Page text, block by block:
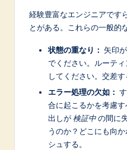
経験豊富なエンジニアです
とがある。これらの一般的
状態の重なり： 矢印
でください。ルーテ
してください。交差す
エラー処理の欠如：
合に起こるかを考慮
出しが検証中の間に
うのか？どこにも向
シュする。